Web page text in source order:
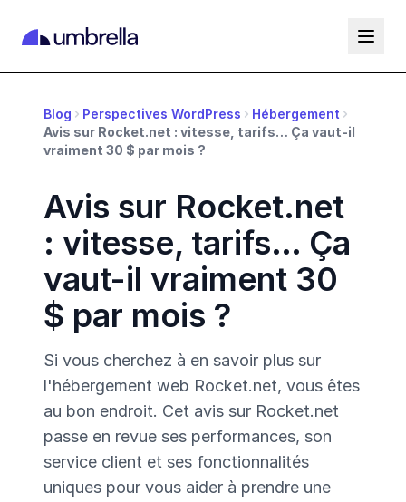
Blog Perspectives WordPress
Hébergement
Avis sur Rocket.net : vitesse, tarifs… Ça vaut-il
vraiment 30 $ par mois ?
Avis sur Rocket.net
: vitesse, tarifs… Ça
vaut-il vraiment 30
$ par mois ?
Si vous cherchez à en savoir plus sur
l'hébergement web Rocket.net, vous êtes
au bon endroit. Cet avis sur Rocket.net
passe en revue ses performances, son
service client et ses fonctionnalités
uniques pour vous aider à prendre une